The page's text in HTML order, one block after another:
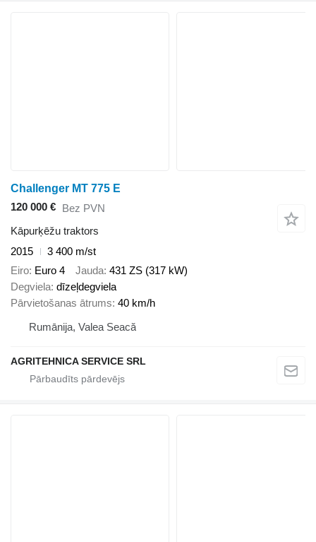
Challenger MT 775 E
120 000 € Bez PVN
Kāpurķēžu traktors
2015
3 400 m/st
Eiro Euro 4 Jauda 431 ZS (317 kW)
Degviela dīzeļdegviela
Pārvietošanas ātrums 40 km/h
Rumānija, Valea Seacă
AGRITEHNICA SERVICE SRL